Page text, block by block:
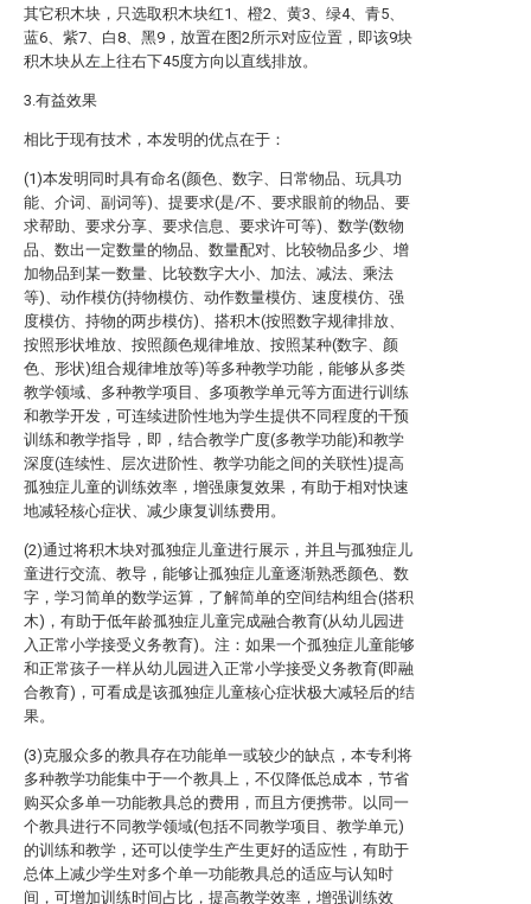
其它积木块，只选取积木块红1、橙2、黄3、绿4、青5、
蓝6、紫7、白8、黑9，放置在图2所示对应位置，即该9块
积木块从左上往右下45度方向以直线排放。
3.有益效果
相比于现有技术，本发明的优点在于：
(1)本发明同时具有命名(颜色、数字、日常物品、玩具功
能、介词、副词等)、提要求(是/不、要求眼前的物品、要
求帮助、要求分享、要求信息、要求许可等)、数学(数物
品、数出一定数量的物品、数量配对、比较物品多少、增
加物品到某一数量、比较数字大小、加法、减法、乘法
等)、动作模仿(持物模仿、动作数量模仿、速度模仿、强
度模仿、持物的两步模仿)、搭积木(按照数字规律排放、
按照形状堆放、按照颜色规律堆放、按照某种(数字、颜
色、形状)组合规律堆放等)等多种教学功能，能够从多类
教学领域、多种教学项目、多项教学单元等方面进行训练
和教学开发，可连续进阶性地为学生提供不同程度的干预
训练和教学指导，即，结合教学广度(多教学功能)和教学
深度(连续性、层次进阶性、教学功能之间的关联性)提高
孤独症儿童的训练效率，增强康复效果，有助于相对快速
地减轻核心症状、减少康复训练费用。
(2)通过将积木块对孤独症儿童进行展示，并且与孤独症儿
童进行交流、教导，能够让孤独症儿童逐渐熟悉颜色、数
字，学习简单的数学运算，了解简单的空间结构组合(搭积
木)，有助于低年龄孤独症儿童完成融合教育(从幼儿园进
入正常小学接受义务教育)。注：如果一个孤独症儿童能够
和正常孩子一样从幼儿园进入正常小学接受义务教育(即融
合教育)，可看成是该孤独症儿童核心症状极大减轻后的结
果。
(3)克服众多的教具存在功能单一或较少的缺点，本专利将
多种教学功能集中于一个教具上，不仅降低总成本，节省
购买众多单一功能教具总的费用，而且方便携带。以同一
个教具进行不同教学领域(包括不同教学项目、教学单元)
的训练和教学，还可以使学生产生更好的适应性，有助于
总体上减少学生对多个单一功能教具总的适应与认知时
间，可增加训练时间占比，提高教学效率，增强训练效